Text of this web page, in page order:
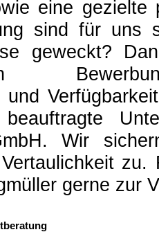
eine gezielte
sind für uns
geweckt?
und
Wir
gerne zur